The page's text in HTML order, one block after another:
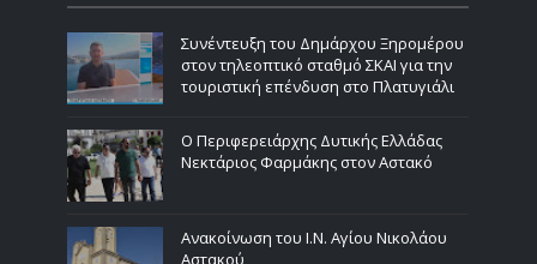
Συνέντευξη του Δημάρχου Ξηρομέρου
στον τηλεοπτικό σταθμό ΣΚΑΙ για την
τουριστική επένδυση στο Πλατυγιάλι
Ο Περιφερειάρχης Δυτικής Ελλάδας
Νεκτάριος Φαρμάκης στον Αστακό
Ανακοίνωση του Ι.Ν. Αγίου Νικολάου
Αστακού